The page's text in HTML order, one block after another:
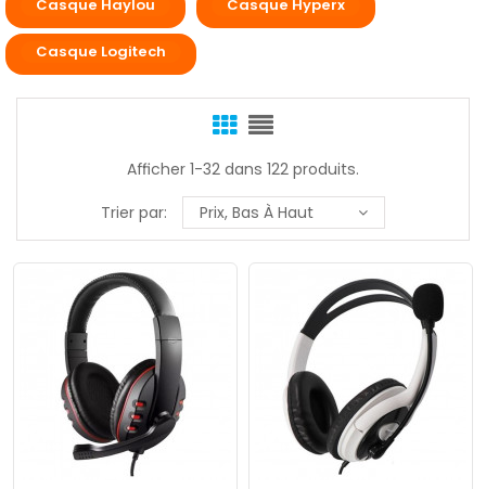
Casque Haylou Casque Hyperx
Casque Logitech
Afficher 1-32 dans 122 produits.
Trier par:
Prix, Bas À Haut